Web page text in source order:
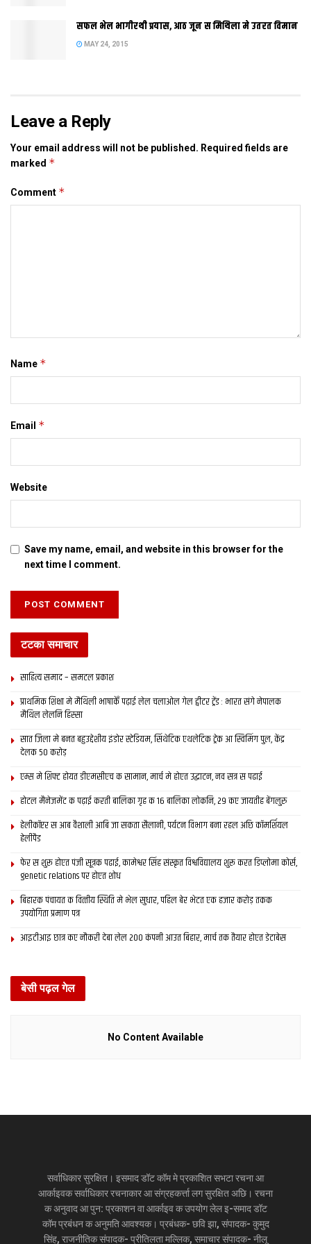
दौरान राज्य मे साइकिल क मांग मे तेजी आएल अछि। एकरा देखैत हम सब
राज्य मे निवेश करबाक फैसला केलहुं अछि।
सफल भेल भागीरथी प्रयास, आठ जून स मिथिला मे उतरत विमान
MAY 24, 2015
Leave a Reply
Your email address will not be published. Required fields are
marked *
Comment *
Name *
Email *
Website
Save my name, email, and website in this browser for the
next time I comment.
टटका समाचार
साहित्य समाद – समटल प्रकाश
प्राथमिक शि‍क्षा मे मैथि‍ली भाषाकेँ पढ़ाई लेल चलाओल गेल ट्वीटर ट्रेंड : भारत संगे नेपालक
मैथिल लेलनि हिस्सा
सात जिला मे बनत बहुउद्देशीय इंडोर स्‍टेडि‍यम, सिंथेटिक एथलेटिक ट्रेक आ स्विमिंग पुल, केंद्र
देलक 50 करोड़
एम्स मे शिफ्ट होयत डीएमसीएच क सामान, मार्च मे होएत उद्घाटन, नव सत्र स पढाई
होटल मैनेजमेंट क पढ़ाई करती बालिका गृह क 16 बालिका लोकनि, 29 कए जायतीह बेंगलुरु
हेलीकॉप्टर स आब वैशाली आबि जा सकता सैलानी, पर्यटन विभाग बना रहल अछि कॉमर्शियल
हेलीपैड
फेर स शुरू होएत पंजी सूत्रक पढाई, कामेश्वर सिंह संस्कृत विश्वविद्यालय शुरू करत डिप्लोमा कोर्स,
genetic relations पर होएत शोध
बिहारक पंचायत क वित्‍तीय स्थिति मे भेल सुधार, पहिल बेर भेटत एक हजार करोड़ तकक
उपयोगिता प्रमाण पत्र
आइटीआइ छात्र कए नौकरी देबा लेल 200 कंपनी आउत बिहार, मार्च तक तैयार होएत डेटाबेस
बेसी पढ़ल गेल
No Content Available
सर्वाधिकार सुरक्षित। इसमाद डॉट कॉम मे प्रकाशित सभटा रचना आ
आर्काइवक सर्वाधिकार रचनाकार आ संग्रहकर्त्ता लग सुरक्षित अछि। रचना
क अनुवाद आ पुन: प्रकाशन वा आर्काइव क उपयोग लेल इ-समाद डॉट
कॉम प्रबंधन क अनुमति आवश्यक। प्रबंधक- छवि झा, संपादक- कुमुद
सिंह, राजनीतिक संपादक- प्रीतिलता मल्लिक, समाचार संपादक- नीलू